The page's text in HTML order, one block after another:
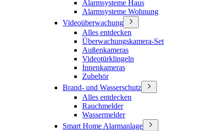
Alarmsysteme Haus
Alarmsysteme Wohnung
Videoüberwachung
Alles entdecken
Überwachungskamera-Set
Außenkameras
Videotürklingeln
Innenkameras
Zubehör
Brand- und Wasserschutz
Alles entdecken
Rauchmelder
Wassermelder
Smart Home Alarmanlage